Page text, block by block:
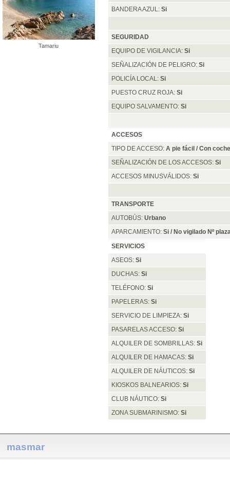
BANDERA AZUL:Si
SEGURIDAD
EQUIPO DE VIGILANCIA:Si
SEÑALIZACIÓN DE PELIGRO:Si
POLICÍA LOCAL:Si
PUESTO CRUZ ROJA:Si
EQUIPO SALVAMENTO:Si
ACCESOS
TIPO DE ACCESO:A pie fácil / Con
SEÑALIZACIÓN DE LOS ACCESOS:Si
ACCESOS MINUSVÁLIDOS:Si
TRANSPORTE
AUTOBÚS:Urbano
APARCAMIENTO:Si / No vigilado Nº
SERVICIOS
ASEOS:Si
DUCHAS:Si
TELÉFONO:Si
PAPELERAS:Si
SERVICIO DE LIMPIEZA:Si
PASARELAS ACCESO:Si
ALQUILER DE SOMBRILLAS:Si
ALQUILER DE HAMACAS:Si
ALQUILER DE NÁUTICOS:Si
KIOSKOS BALNEARIOS:Si
CLUB NÁUTICO:Si
ZONA SUBMARINISMO:Si
Tamariu
masmar